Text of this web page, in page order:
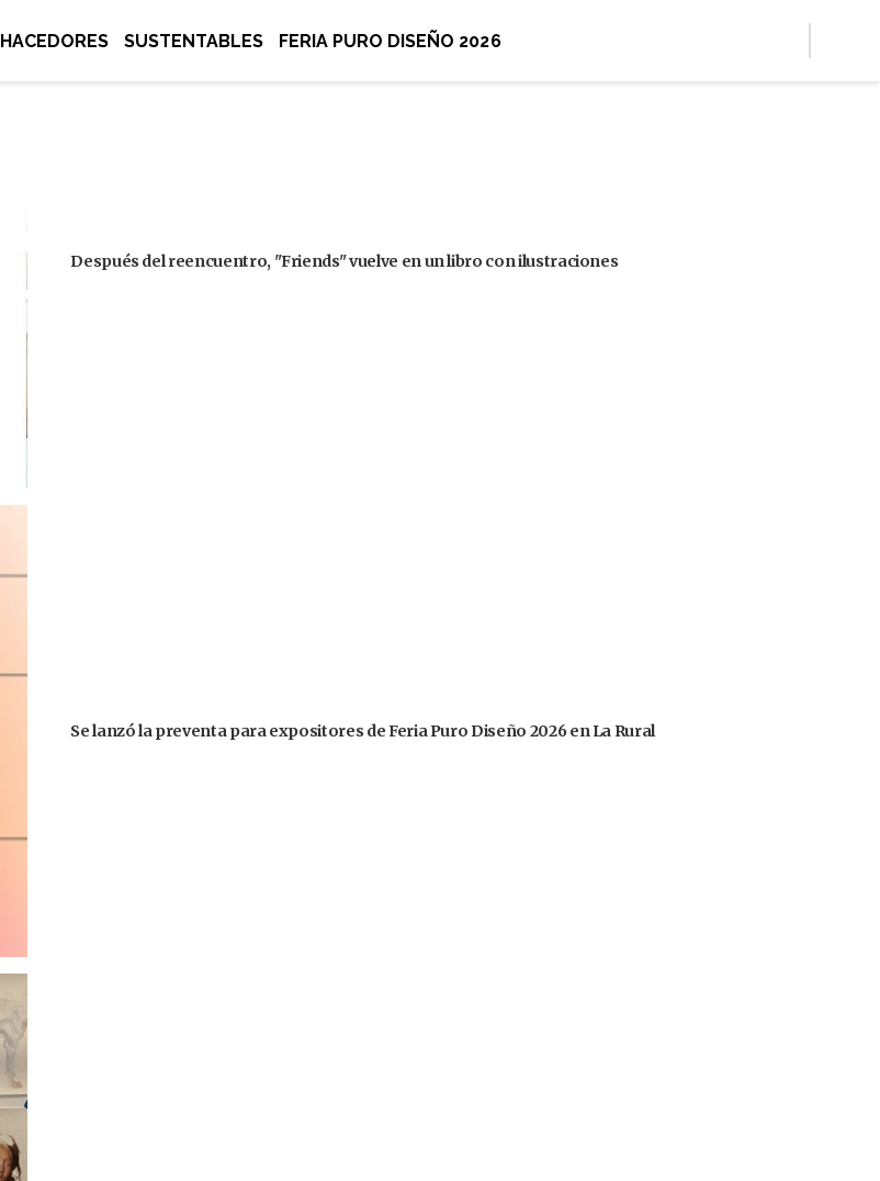
HACEDORES SUSTENTABLES FERIA PURO DISEÑO 2026
Después del reencuentro, "Friends" vuelve en un libro con ilustraciones
Se lanzó la preventa para expositores de Feria Puro Diseño 2026 en La Rural